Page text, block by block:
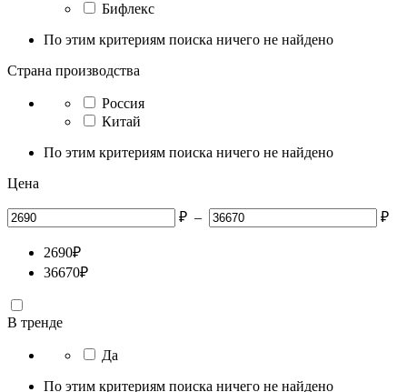
Бифлекс
По этим критериям поиска ничего не найдено
Страна производства
Россия
Китай
По этим критериям поиска ничего не найдено
Цена
₽ – ₽
2690₽
36670₽
В тренде
Да
По этим критериям поиска ничего не найдено